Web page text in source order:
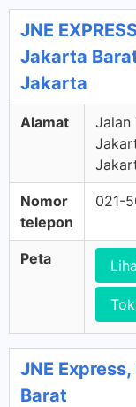
JNE
Jakarta
Jakarta
Alamat
Jalan
Nomor
telepon
021-
Peta
JNE
Barat